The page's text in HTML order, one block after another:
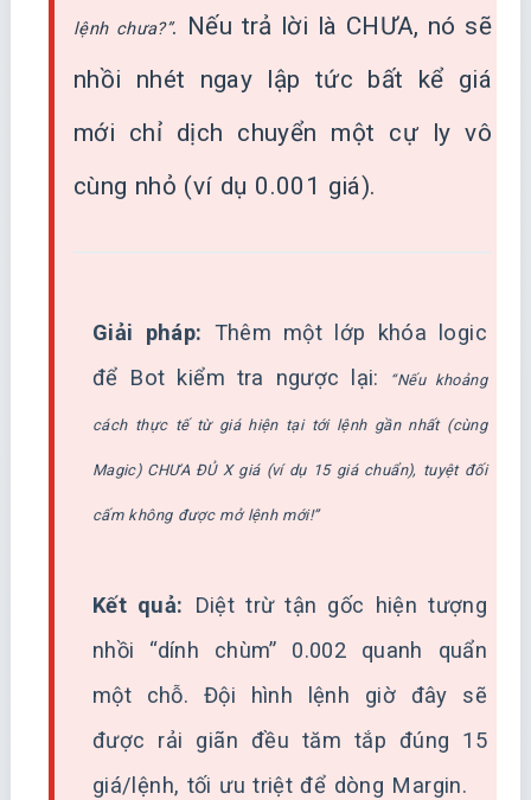
lệnh chưa?”. Nếu trả lời là CHƯA, nó sẽ
nhồi nhét ngay lập tức bất kể giá
mới chỉ dịch chuyển một cự ly vô
cùng nhỏ (ví dụ 0.001 giá).
Giải pháp: Thêm một lớp khóa logic
để Bot kiểm tra ngược lại:
“Nếu khoảng
cách thực tế từ giá hiện tại tới lệnh gần nhất (cùng
Magic) CHƯA ĐỦ X giá (ví dụ 15 giá chuẩn), tuyệt đối
cấm không được mở lệnh mới!”
Kết quả: Diệt trừ tận gốc hiện tượng
nhồi “dính chùm” 0.002 quanh quẩn
một chỗ. Đội hình lệnh giờ đây sẽ
được rải giãn đều tăm tắp đúng 15
giá/lệnh, tối ưu triệt để dòng Margin.